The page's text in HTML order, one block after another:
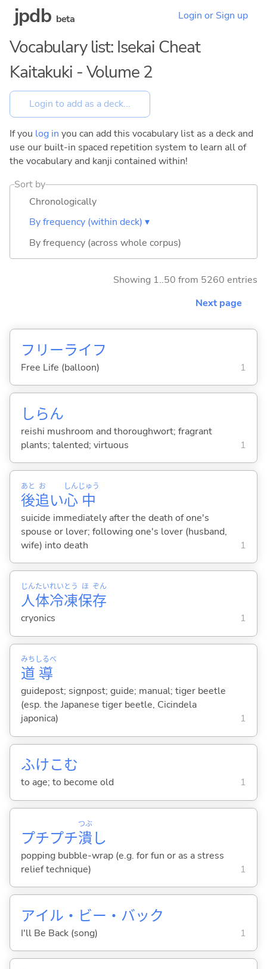
jpdb beta Login or Sign up
Vocabulary list: Isekai Cheat
Kaitakuki - Volume 2
If you log in you can add this vocabulary list as a deck and
use our built-in spaced repetition system to learn all of
the vocabulary and kanji contained within!
Sort by
Chronologically
By frequency (within deck) ▾
By frequency (across whole corpus)
Showing 1..50 from 5260 entries
Next page
フリーライフ
Free Life (balloon) 1
しらん
reishi mushroom and thoroughwort; fragrant
plants; talented; virtuous
1
後
あと
追
お
い心
しん
中
じゅう
suicide immediately after the death of one's
spouse or lover; following one's lover (husband,
wife) into death
1
人
じん
体
たい
冷
れい
凍
とう
保
ほ
存
ぞん
cryonics 1
道
みち
導
しるべ
guidepost; signpost; guide; manual; tiger beetle
(esp. the Japanese tiger beetle, Cicindela
japonica)
1
ふけこむ
to age; to become old 1
プチプチ潰
つぶ
し
popping bubble-wrap (e.g. for fun or as a stress
relief technique)
1
アイル・ビー・バック
I'll Be Back (song) 1